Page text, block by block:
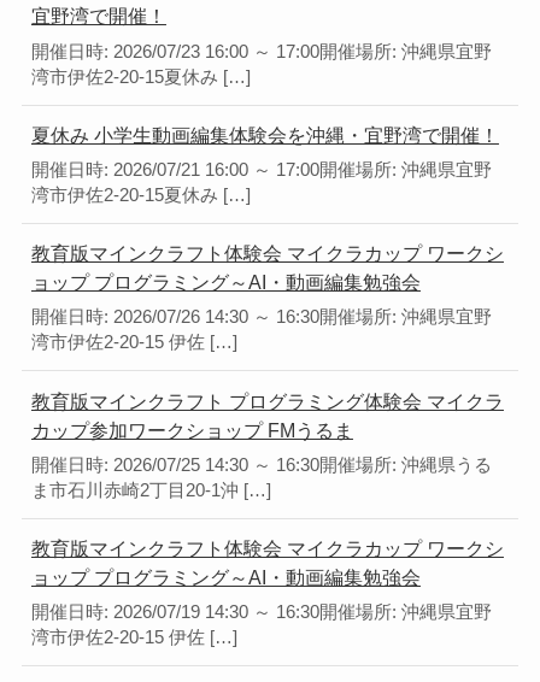
宜野湾で開催！
開催日時: 2026/07/23 16:00 ～ 17:00開催場所: 沖縄県宜野
湾市伊佐2-20-15夏休み […]
夏休み 小学生動画編集体験会を沖縄・宜野湾で開催！
開催日時: 2026/07/21 16:00 ～ 17:00開催場所: 沖縄県宜野
湾市伊佐2-20-15夏休み […]
教育版マインクラフト体験会 マイクラカップ ワークシ
ョップ プログラミング～AI・動画編集勉強会
開催日時: 2026/07/26 14:30 ～ 16:30開催場所: 沖縄県宜野
湾市伊佐2-20-15 伊佐 […]
教育版マインクラフト プログラミング体験会 マイクラ
カップ参加ワークショップ FMうるま
開催日時: 2026/07/25 14:30 ～ 16:30開催場所: 沖縄県うる
ま市石川赤崎2丁目20-1沖 […]
教育版マインクラフト体験会 マイクラカップ ワークシ
ョップ プログラミング～AI・動画編集勉強会
開催日時: 2026/07/19 14:30 ～ 16:30開催場所: 沖縄県宜野
湾市伊佐2-20-15 伊佐 […]